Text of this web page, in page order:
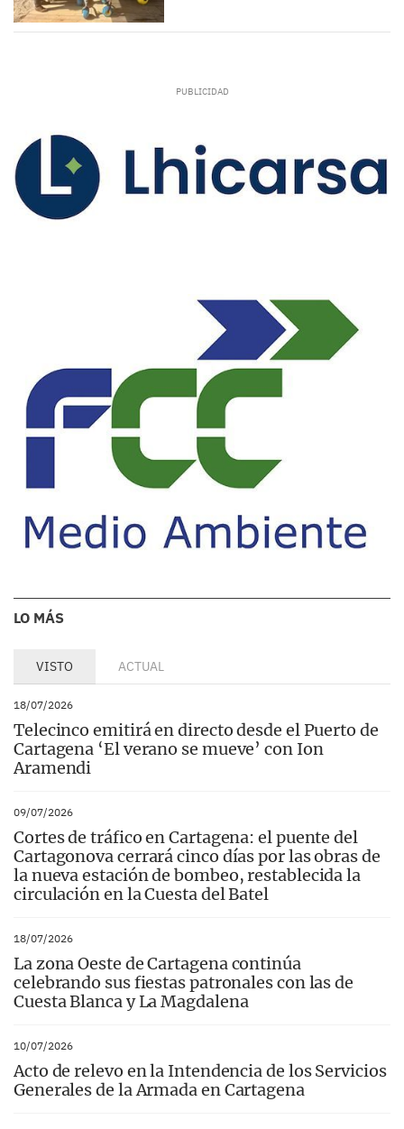
LO MÁS
VISTO ACTUAL
18/07/2026
Telecinco emitirá en directo desde el Puerto de
Cartagena ‘El verano se mueve’ con Ion
Aramendi
09/07/2026
Cortes de tráfico en Cartagena: el puente del
Cartagonova cerrará cinco días por las obras de
la nueva estación de bombeo, restablecida la
circulación en la Cuesta del Batel
18/07/2026
La zona Oeste de Cartagena continúa
celebrando sus fiestas patronales con las de
Cuesta Blanca y La Magdalena
10/07/2026
Acto de relevo en la Intendencia de los Servicios
Generales de la Armada en Cartagena